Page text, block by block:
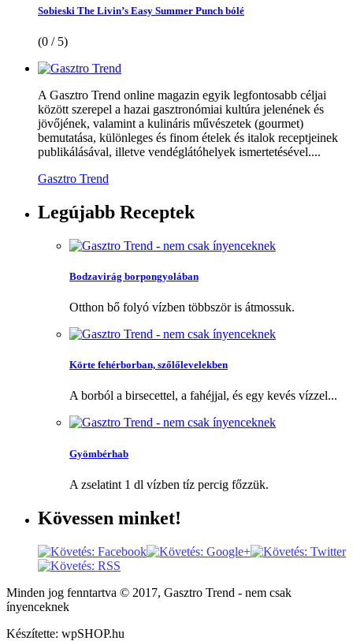
Sobieski The Livin’s Easy Summer Punch bólé
(0 / 5)
A Gasztro Trend online magazin egyik legfontosabb céljai
között szerepel a hazai gasztronómiai kultúra jelenének és
jövőjének, valamint a kulináris művészetek (gourmet)
bemutatása, különleges és finom ételek és italok receptjeinek
publikálásával, illetve vendéglátóhelyek ismertetésével....
Gasztro Trend
Legújabb Receptek
Bodzavirág borpongyolában
Otthon bő folyó vízben többször is átmossuk.
Körte fehérborban, szőlőlevelekben
A borból a birsecettel, a fahéjjal, és egy kevés vízzel...
Gyömbérhab
A zselatint 1 dl vízben tíz percig főzzük.
Kövessen minket!
Minden jog fenntartva © 2017, Gasztro Trend - nem csak
ínyenceknek
Készítette: wpSHOP.hu